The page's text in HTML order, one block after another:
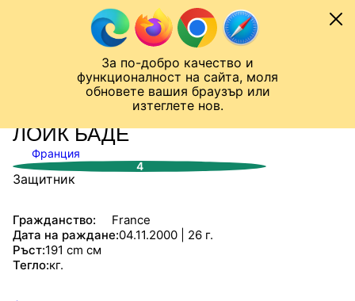
За по-добро качество и
функционалност на сайта, моля
обновете вашия браузър или
изтеглете нов.
Към съдържанието
Лига на Конференциите
СТАТИСТИКИ
ЛОИК БАДЕ
Франция
4
Защитник
Гражданство:
France
Дата на раждане:04.11.2000 | 26 г.
Ръст:191 cm см
Тегло:кг.